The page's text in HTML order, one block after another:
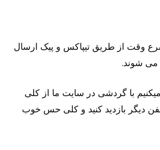
وقت از طریق تیپاکس و پیک ارسال
می شوند.
با گردشی در سایت ما از کلی
دیگر بازدید کنید و کلی حس خوب